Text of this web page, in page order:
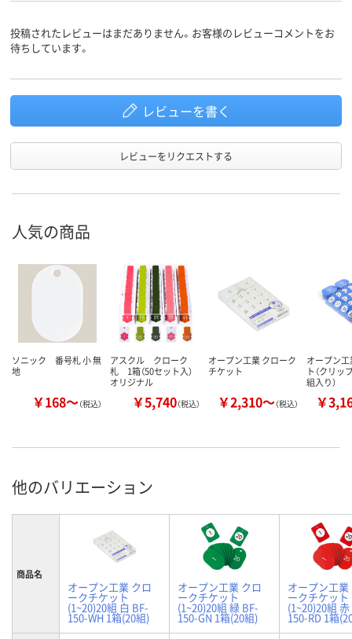
投稿されたレビューはまだありません。お客様のレビューコメントをお
待ちしています。
レビューを書く
レビューをリクエストする
人気の商品
ソニック 番号札 小 無
地
￥168～（税込）
アスクル クローク
札 1箱（50セット入）
オリジナル
￥5,740（税込）
オープン工業 クローク
チケット
￥2,310～（税込）
オープン工
ト（クリッ
組入り）
￥
他のバリエーション
商品名
オープン工業 クロ
ークチケット
(1~20)20組 白 BF-
150-WH 1箱(20組)
オープン工業 クロ
ークチケット
(1~20)20組 緑 BF-
150-GN 1箱(20組)
オープン工業
ークチケット
(1~20)20組
150-RD 1箱